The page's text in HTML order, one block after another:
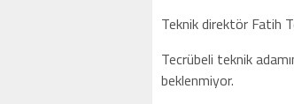
Teknik direktör Fatih
Tecrübeli teknik
beklenmiyor.